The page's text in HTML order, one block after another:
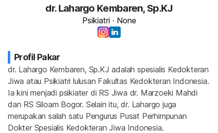
dr. Lahargo Kembaren, Sp.KJ
Psikiatri · None
Profil Pakar
dr. Lahargo Kembaren, Sp.KJ adalah spesialis Kedokteran
Jiwa atau Psikiatri lulusan Fakultas Kedokteran Indonesia.
Ia kini menjadi psikiater di RS Jiwa dr. Marzoeki Mahdi
dan RS Siloam Bogor. Selain itu, dr. Lahargo juga
merupakan salah satu Pengurus Pusat Perhimpunan
Dokter Spesialis Kedokteran Jiwa Indonesia.